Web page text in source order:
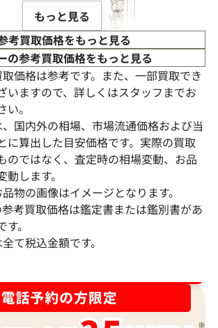
モンド ネックレス
K18 ダイヤモン
もっと見る
考買取価格をもっと見る
の参考買取価格をもっと見る
価格は参考です。また、一部買取でき
いますので、詳しくはスタッフまでお
。
国内外の相場、市場流通価格および当
に算出した目安価格です。実際の買取
のではなく、査定時の相場変動、お品
します。
物の画像はイメージとなります。
考買取価格は鑑定書または鑑別書があ
。
て税込金額です。